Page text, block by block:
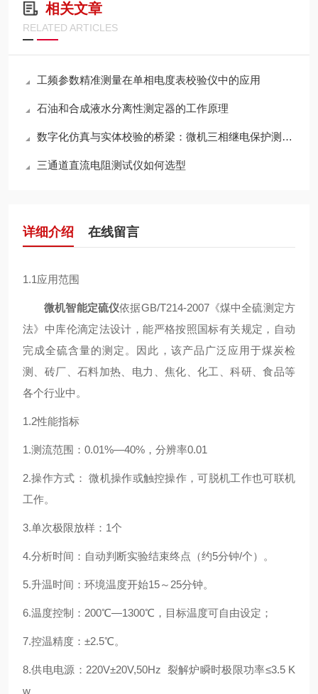
相关文章
RELATED ARTICLES
工频参数精准测量在单相电度表校验仪中的应用
石油和合成液水分离性测定器的工作原理
数字化仿真与实体校验的桥梁：微机三相继电保护测试仪核心功能深度解析
三通道直流电阻测试仪如何选型
详细介绍 在线留言
1.1应用范围
微机智能定硫仪依据GB/T214-2007《煤中全硫测定方
法》中库伦滴定法设计，能严格按照国标有关规定，自动
完成全硫含量的测定。因此，该产品广泛应用于煤炭检
测、砖厂、石料加热、电力、焦化、化工、科研、食品等
各个行业中。
1.2性能指标
1.测流范围：0.01%—40%，分辨率0.01
2.操作方式： 微机操作或触控操作，可脱机工作也可联机
工作。
3.单次极限放样：1个
4.分析时间：自动判断实验结束终点（约5分钟/个）。
5.升温时间：环境温度开始15～25分钟。
6.温度控制：200℃—1300℃，目标温度可自由设定；
7.控温精度：±2.5℃。
8.供电电源：220V±20V,50Hz 裂解炉瞬时极限功率≤3.5 K
w